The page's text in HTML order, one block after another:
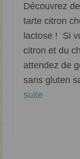
Découvrez
tarte citron
lactose ! Si
citron et du
attendez de
sans gluten
suite­­